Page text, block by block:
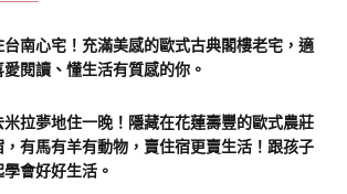
台南心宅！充滿美感的歐式古典閣樓老宅，適
愛閱讀、懂生活有質感的你。
米拉夢地住一晚！隱藏在花蓮壽豐的歐式農莊
，有馬有羊有動物，賣住宿更賣生活！跟孩子
學會好好生活。